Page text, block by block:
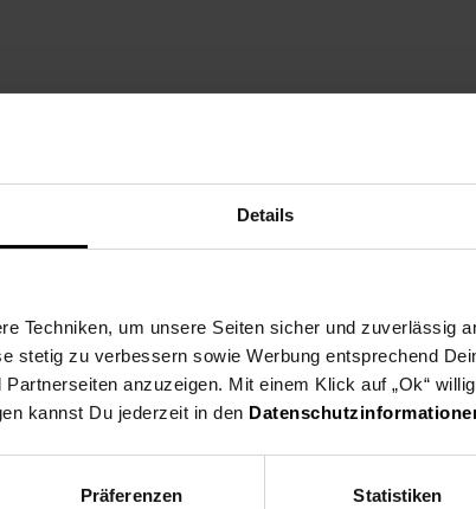
Details
Techniken, um unsere Seiten sicher und zuverlässig
stetig zu verbessern sowie Werbung entsprechend
anzuzeigen. Mit einem Klick auf „Ok“
kannst Du jederzeit in den
Präferenzen Statistiken